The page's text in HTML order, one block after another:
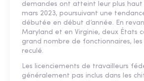
demandes ont atteint leur plus haut
mars 2023, poursuivant une
débutée en début d’année. En
Maryland et en Virginie, deux États
grand nombre de fonctionnaires,
reculé.
Les licenciements de travailleurs
généralement pas inclus dans les